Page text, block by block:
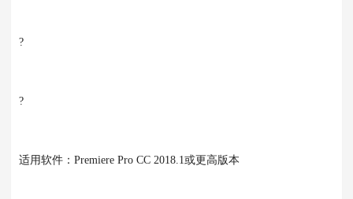
?
?
适用软件：Premiere Pro CC 2018.1或更高版本